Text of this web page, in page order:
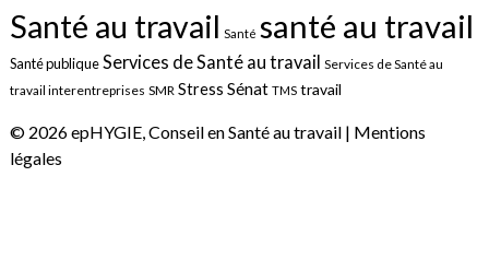
Santé au travail Santé santé au travail
Santé publiqueServices de Santé au travail Services de Santé au
travail interentreprises SMR Stress Sénat TMS travail
© 2026 epHYGIE, Conseil en Santé au travail | Mentions
légales